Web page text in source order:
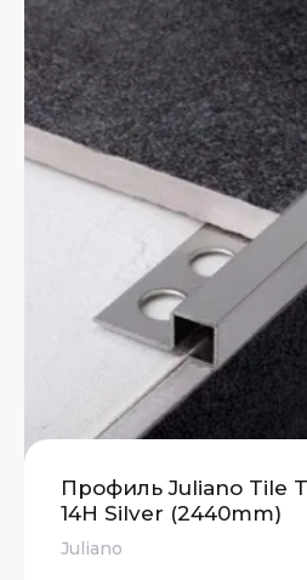
Профиль Juliano Tile
14H Silver (2440mm)
Juliano